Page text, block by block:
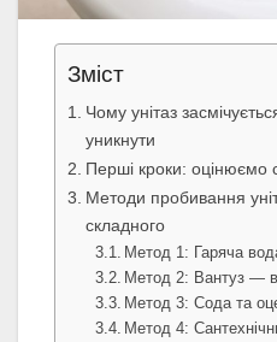
Зміст
Чому унітаз
уникнути
Перші кроки: оцінюємо
Методи пробивання
складного
Метод 1: Гаряча
Метод 2: Вантуз —
Метод 3: Сода та
Метод 4: